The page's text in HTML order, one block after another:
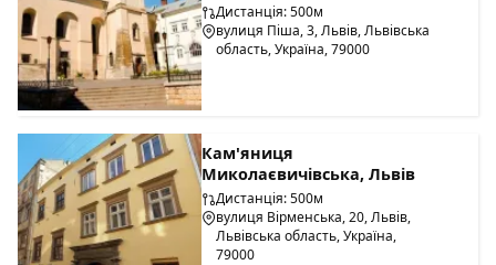
Дистанція: 500м
вулиця Піша, 3, Львів, Львівська
область, Україна, 79000
Кам'яниця
Миколаєвичівська, Львів
Дистанція: 500м
вулиця Вірменська, 20, Львів,
Львівська область, Україна,
79000